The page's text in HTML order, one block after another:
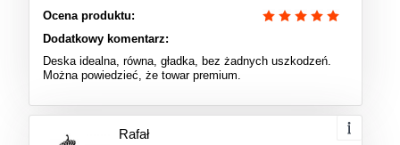
Ocena produktu:
Dodatkowy komentarz:
Deska idealna, równa, gładka, bez żadnych uszkodzeń.
Można powiedzieć, że towar premium.
Rafał